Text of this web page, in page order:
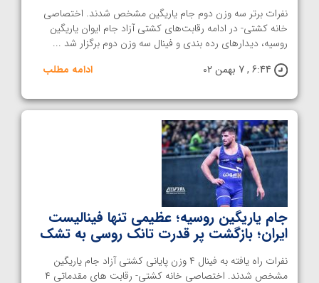
نفرات برتر سه وزن دوم جام یاریگین مشخص شدند. اختصاصی
خانه کشتی- در ادامه رقابت‌های کشتی آزاد جام ایوان یاریگین
روسیه، دیدارهای رده بندی و فینال سه وزن دوم برگزار شد ...
6:44 , 7 بهمن 02
ادامه مطلب
جام یاریگین روسیه؛ عظیمی تنها فینالیست
ایران؛ بازگشت پر قدرت تانک روسی به تشک
نفرات راه یافته به فینال ۴ وزن پایانی کشتی آزاد جام یاریگین
مشخص شدند. اختصاصی خانه کشتی- رقابت های مقدماتی ۴